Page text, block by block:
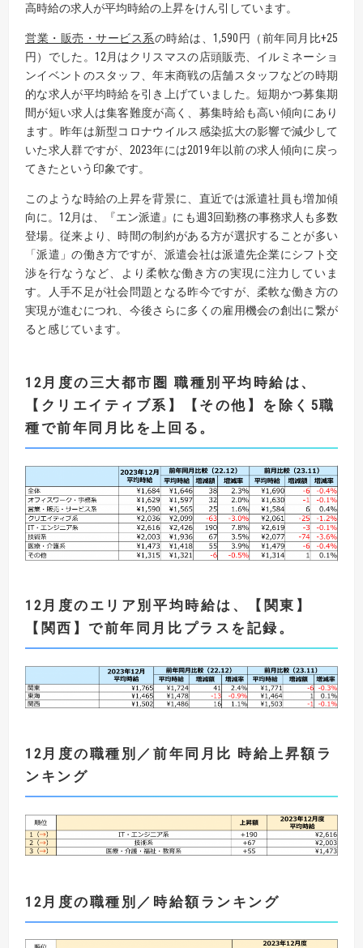
高時給の求人が平均時給の上昇をけん引しています。
営業・販売・サービス系の時給は、1,590円（前年同月比+25
円）でした。12月はクリスマスの店頭販売、イルミネーショ
ンイベントのスタッフ、年末商戦の店舗スタッフなどの時期
的な求人が平均時給を引き上げていました。短期かつ募集期
間が短い求人は集客難度が高く、募集時給も高い傾向にあり
ます。昨年は新型コロナウイルス感染拡大の影響で減少して
いた求人群ですが、2023年には2019年以前の求人傾向に戻っ
てきたという印象です。
このような時給の上昇を背景に、直近では派遣社員も増加傾
向に。12月は、『エン派遣』にも週3回勤務の事務求人も多数
登場。従来より、時間の制約がある方が選択することが多い
「派遣」の働き方ですが、派遣会社は派遣先企業にシフト交
渉を行なうなど、より柔軟な働き方の実現に注力していま
す。人手不足が社会問題となる昨今ですが、柔軟な働き方の
実現が進むにつれ、今後さらに多くの雇用機会の創出に繋が
ると感じています。
12 月度の三大都市圏 職種別平均時給は、
【 クリエイティブ系 】【 その他 】 を除く 5職
種で前年同月比を上回る。
12 月度のエリア別平均時給は 、 【 関東 】
【 関西 】で前年同月比プラスを記録 。
12月度の職種別／前年同月比 時給上昇額ラ
ンキング
12月度の職種別／時給額ランキング